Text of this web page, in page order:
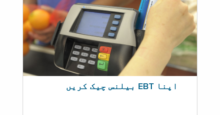
اپنا EBT بیلنس چیک کریں